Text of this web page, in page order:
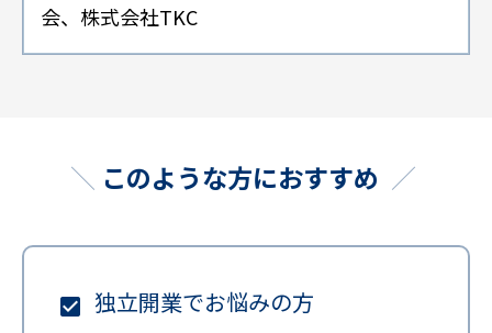
会、株式会社TKC
このような方におすすめ
独立開業でお悩みの方